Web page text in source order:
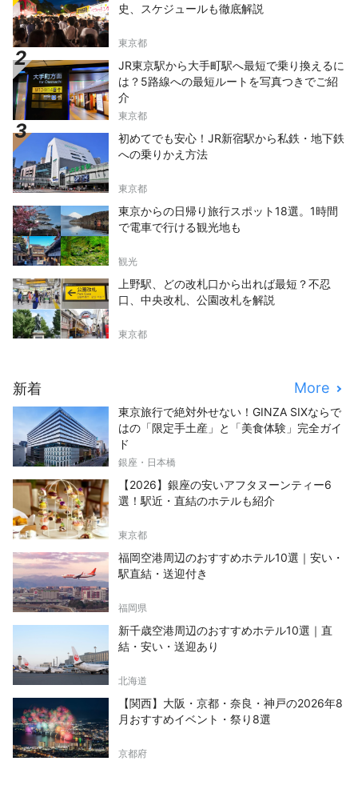
史、スケジュールも徹底解説
東京都
JR東京駅から大手町駅へ最短で乗り換えるに
は？5路線への最短ルートを写真つきでご紹
介
東京都
初めてでも安心！JR新宿駅から私鉄・地下鉄
への乗りかえ方法
東京都
東京からの日帰り旅行スポット18選。1時間
で電車で行ける観光地も
観光
上野駅、どの改札口から出れば最短？不忍
口、中央改札、公園改札を解説
東京都
新着 More
東京旅行で絶対外せない！GINZA SIXならで
はの「限定手土産」と「美食体験」完全ガイ
ド
銀座・日本橋
【2026】銀座の安いアフタヌーンティー6
選！駅近・直結のホテルも紹介
東京都
福岡空港周辺のおすすめホテル10選｜安い・
駅直結・送迎付き
福岡県
新千歳空港周辺のおすすめホテル10選｜直
結・安い・送迎あり
北海道
【関西】大阪・京都・奈良・神戸の2026年8
月おすすめイベント・祭り8選
京都府